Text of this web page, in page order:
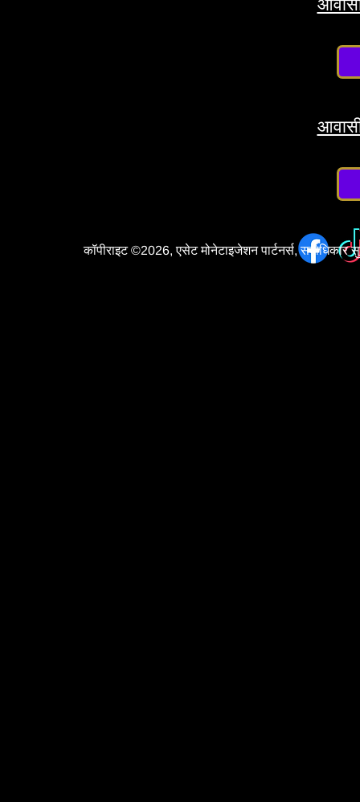
कॉपीराइट ©2026, एसेट मोनेटाइजेशन पार्टनर्स,